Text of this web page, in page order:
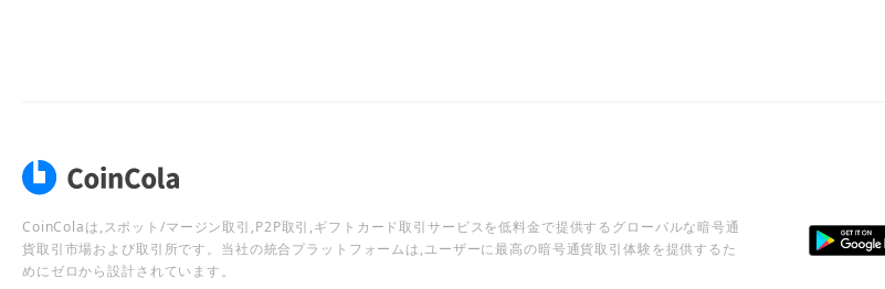
CoinColaは,スポット/マージン取引,P2P取引,ギフトカード取引サービスを低料金で提供するグローバルな暗号通
貨取引市場および取引所です。当社の統合プラットフォームは,ユーザーに最高の暗号通貨取引体験を提供するた
めにゼロから設計されています。